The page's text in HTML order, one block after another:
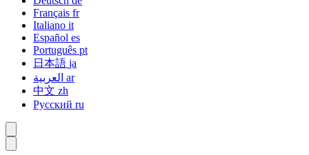
Français fr
Italiano it
Español es
Português pt
日本語 ja
ar
中文 zh
Русский ru